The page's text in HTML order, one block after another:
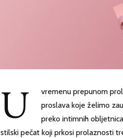
U
vremenu prepunom
proslava koje želimo
preko intimnih
stilski pečat koji prkosi prolaznosti